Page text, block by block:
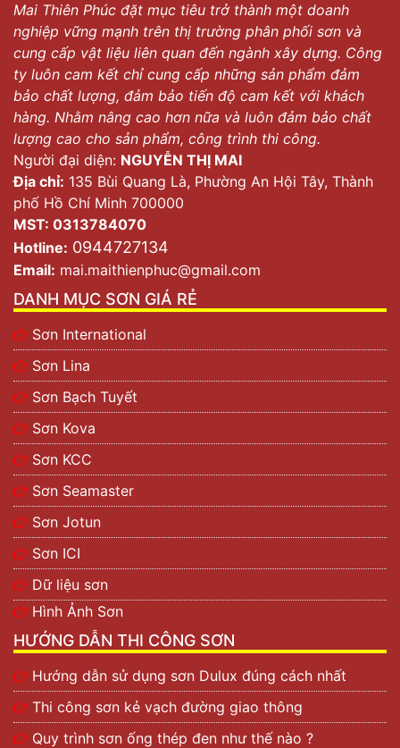
Mai Thiên Phúc đặt mục tiêu trở thành một doanh
nghiệp vững mạnh trên thị trường phân phối sơn và
cung cấp vật liệu liên quan đến ngành xây dựng. Công
ty luôn cam kết chỉ cung cấp những sản phẩm đảm
bảo chất lượng, đảm bảo tiến độ cam kết với khách
hàng. Nhằm nâng cao hơn nữa và luôn đảm bảo chất
lượng cao cho sản phẩm, công trình thi công.
Người đại diện: NGUYỄN THỊ MAI
Địa chỉ: 135 Bùi Quang Là, Phường An Hội Tây, Thành
phố Hồ Chí Minh 700000
MST: 0313784070
Hotline: 0944727134
Email: mai.maithienphuc@gmail.com
DANH MỤC SƠN GIÁ RẺ
Sơn International
Sơn Lina
Sơn Bạch Tuyết
Sơn Kova
Sơn KCC
Sơn Seamaster
Sơn Jotun
Sơn ICI
Dữ liệu sơn
Hình Ảnh Sơn
HƯỚNG DẪN THI CÔNG SƠN
Hướng dẫn sử dụng sơn Dulux đúng cách nhất
Thi công sơn kẻ vạch đường giao thông
Quy trình sơn ống thép đen như thế nào ?